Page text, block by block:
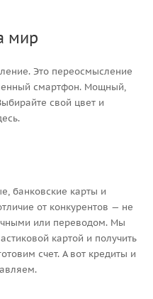
мир
Это переосмысление
смартфон. Мощный,
свой цвет и
банковские карты и
от конкурентов — не
или переводом. Мы
картой и получить
счет. А вот кредиты и